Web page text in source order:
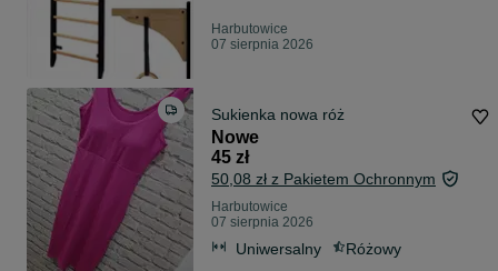
Harbutowice
07 sierpnia 2026
Sukienka nowa róż
Nowe
45 zł
50,08 zł z Pakietem Ochronnym
Harbutowice
07 sierpnia 2026
Uniwersalny Różowy